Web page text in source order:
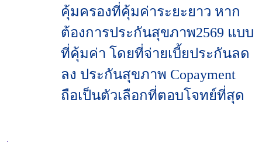
คุ้มครองที่คุ้มค่าระยะยาว หาก
ต้องการประกันสุขภาพ2569 แบบ
ที่คุ้มค่า โดยที่จ่ายเบี้ยประกันลด
ลง ประกันสุขภาพ Copayment
ถือเป็นตัวเลือกที่ตอบโจทย์ที่สุด